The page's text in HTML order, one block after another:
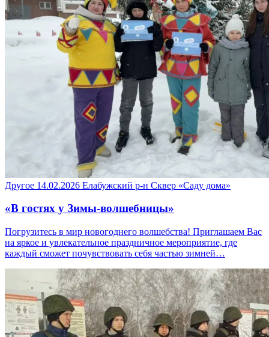
Другое 14.02.2026 Елабужский р-н Сквер «Саду дома»
«В гостях у Зимы‑волшебницы»
Погрузитесь в мир новогоднего волшебства! Приглашаем Вас
на яркое и увлекательное праздничное мероприятие, где
каждый сможет почувствовать себя частью зимней…